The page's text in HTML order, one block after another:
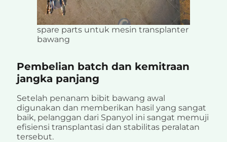
spare parts untuk mesin transplanter
bawang
Pembelian batch dan kemitraan
jangka panjang
Setelah penanam bibit bawang awal
digunakan dan memberikan hasil yang sangat
baik, pelanggan dari Spanyol ini sangat memuji
efisiensi transplantasi dan stabilitas peralatan
tersebut.